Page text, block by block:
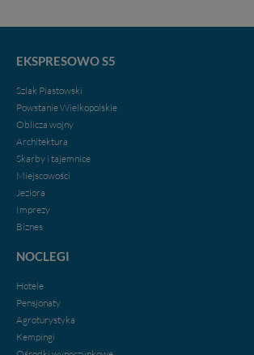
EKSPRESOWO S5
Szlak Piastowski
Powstanie Wielkopolskie
Oblicza wojny
Architektura
Skarby i tajemnice
Miejscowości
Jeziora
Imprezy
Biznes
NOCLEGI
Hotele
Pensjonaty
Agroturystyka
Kempingi